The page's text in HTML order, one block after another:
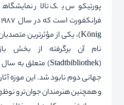
پورتیکوس یک تالار
فرانکفورت است که در سال 1987 توسط کسپر کنیگ (
König)، یکی از مؤثرترین
نام آن برگرفته از بخش
(
Stadtbibliothek
جهانی دوم نابود شد. این موزه
و همچنین هنرمندان جوان‌تر و